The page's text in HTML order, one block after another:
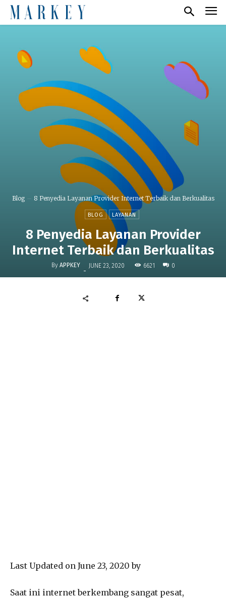
Blog 8 Penyedia Layanan Provider Internet Terbaik dan Berkualitas
BLOG LAYANAN
8 Penyedia Layanan Provider
Internet Terbaik dan Berkualitas
By APPKEY - JUNE 23, 2020 6621 0
Last Updated on June 23, 2020 by
Saat ini internet berkembang sangat pesat,